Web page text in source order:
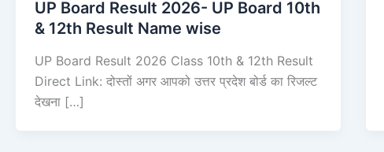
UP Board Result 2026- UP Board 10th
& 12th Result Name wise
UP Board Result 2026 Class 10th & 12th Result
Direct Link: दोस्तों अगर आपको उत्तर प्रदेश बोर्ड का रिजल्ट
देखना […]